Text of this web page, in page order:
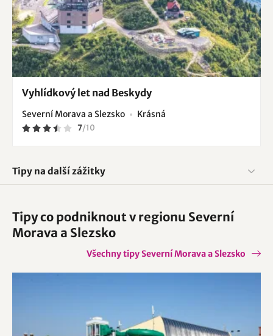
Vyhlídkový let nad Beskydy
Severní Morava a Slezsko Krásná
7/10
Tipy na další zážitky
Tipy co podniknout v regionu Severní
Morava a Slezsko
Všechny tipy Severní Morava a Slezsko